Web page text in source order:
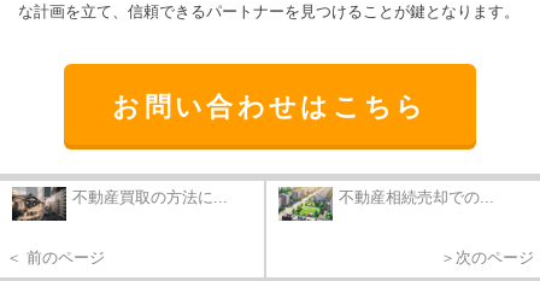
な計画を立て、信頼できるパートナーを見つけることが鍵となります。
お問い合わせはこちら
不動産買取の方法に...
＜ 前のページ
不動産相続売却での...
＞次のページ